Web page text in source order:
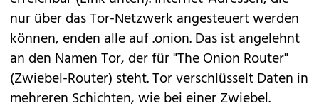
nur über das Tor-Netzwerk angesteuert werden
können, enden alle auf .onion. Das ist angelehnt
an den Namen Tor, der für "The Onion Router"
(Zwiebel-Router) steht. Tor verschlüsselt Daten in
mehreren Schichten, wie bei einer Zwiebel.